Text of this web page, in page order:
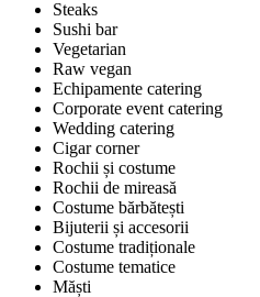
Steaks
Sushi bar
Vegetarian
Raw vegan
Echipamente catering
Corporate event catering
Wedding catering
Cigar corner
Rochii și costume
Rochii de mireasă
Costume bărbătești
Bijuterii și accesorii
Costume tradiționale
Costume tematice
Măști